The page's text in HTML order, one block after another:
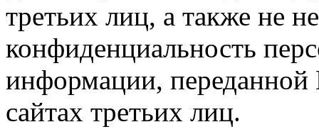
третьих лиц, а также не
конфиденциальность
информации, переданной
сайтах третьих лиц.